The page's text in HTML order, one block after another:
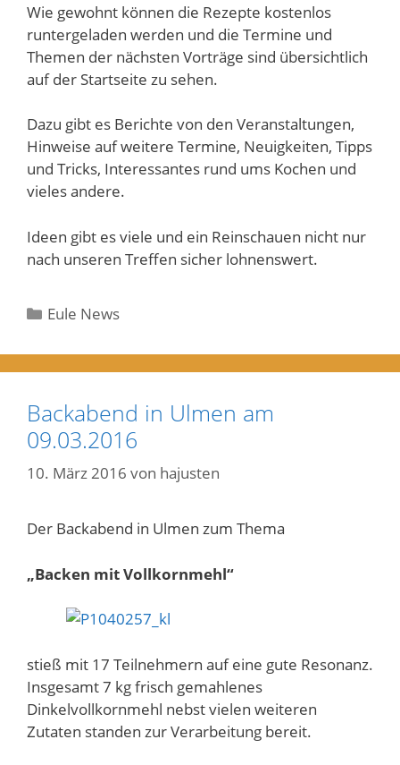
Wie gewohnt können die Rezepte kostenlos
runtergeladen werden und die Termine und
Themen der nächsten Vorträge sind übersichtlich
auf der Startseite zu sehen.
Dazu gibt es Berichte von den Veranstaltungen,
Hinweise auf weitere Termine, Neuigkeiten, Tipps
und Tricks, Interessantes rund ums Kochen und
vieles andere.
Ideen gibt es viele und ein Reinschauen nicht nur
nach unseren Treffen sicher lohnenswert.
Kategorien
Eule News
Backabend in Ulmen am
09.03.2016
10. März 2016 von hajusten
Der Backabend in Ulmen zum Thema
„Backen mit Vollkornmehl“
stieß mit 17 Teilnehmern auf eine gute Resonanz.
Insgesamt 7 kg frisch gemahlenes
Dinkelvollkornmehl nebst vielen weiteren
Zutaten standen zur Verarbeitung bereit.